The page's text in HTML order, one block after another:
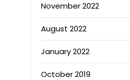
November 2022
August 2022
January 2022
October 2019